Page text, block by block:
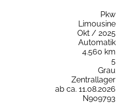
Pkw
Limousine
Okt / 2025
Automatik
4.560 km
5
Grau
Zentrallager
ab ca. 11.08.2026
N909793